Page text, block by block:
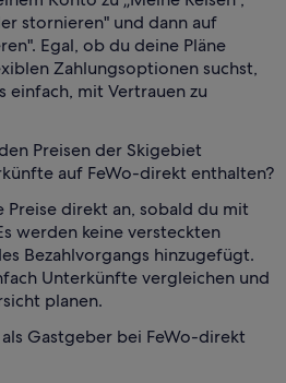
stornieren" und dann auf
Egal, ob du deine Pläne
Zahlungsoptionen suchst,
einfach, mit Vertrauen zu
Preisen der Skigebiet
auf FeWo-direkt enthalten?
direkt an, sobald du mit
werden keine versteckten
Bezahlvorgangs hinzugefügt.
Unterkünfte vergleichen und
planen.
Gastgeber bei FeWo-direkt